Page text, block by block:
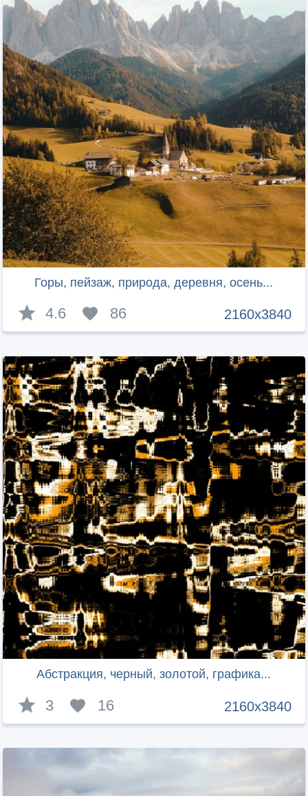
Горы, пейзаж, природа, деревня, осень...
2160x3840
4.6 86
Абстракция, черный, золотой, графика...
2160x3840
3 16